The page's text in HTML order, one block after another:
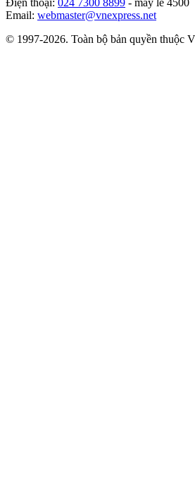
Email: webmaster@vnexpress.net
© 1997-2026. Toàn bộ bản quyền thuộc